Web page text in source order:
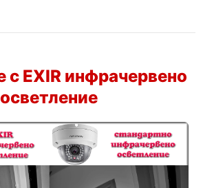
с EXIR инфрачервено
осветление